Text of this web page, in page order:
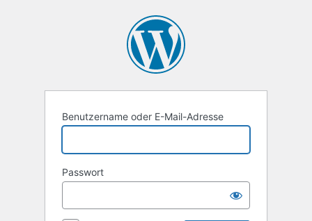
Benutzername oder E-Mail-Adresse
Passwort